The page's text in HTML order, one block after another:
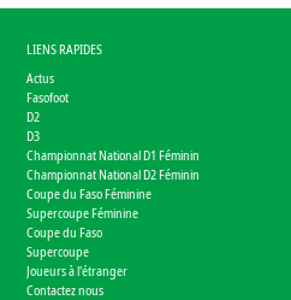
LIENS RAPIDES
Actus
Fasofoot
D2
D3
Championnat National D1 Féminin
Championnat National D2 Féminin
Coupe du Faso Féminine
Supercoupe Féminine
Coupe du Faso
Supercoupe
Joueurs à l'étranger
Contactez nous